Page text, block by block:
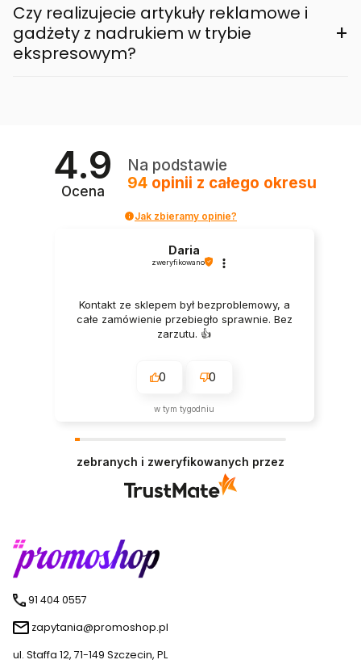
Czy realizujecie artykuły reklamowe i
gadżety z nadrukiem w trybie
ekspresowym?
+
4.9
Ocena
Na podstawie
94 opinii z całego okresu
Jak zbieramy opinie?
Daria
zweryfikowano
Kontakt ze sklepem był bezproblemowy, a
całe zamówienie przebiegło sprawnie. Bez
zarzutu. 👍️
0 0
w tym tygodniu
zebranych i zweryfikowanych przez
91 404 0557
zapytania@promoshop.pl
ul. Staffa 12, 71-149 Szczecin, PL